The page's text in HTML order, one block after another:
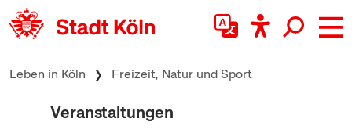
zum Inhalt springen
Leben in Köln Freizeit, Natur und Sport
Veranstaltungen